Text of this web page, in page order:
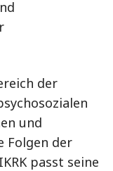
der
und
Folgen der
passt seine